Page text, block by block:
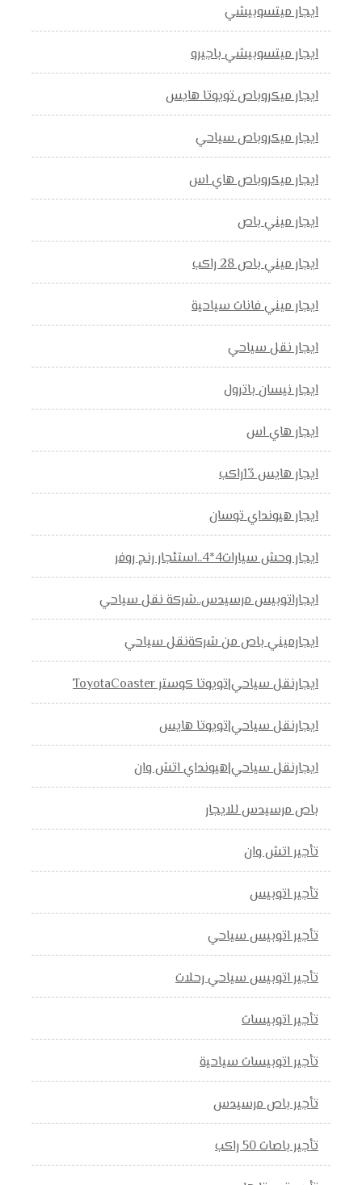
ايجار ميتسوبيشي
ايجار ميتسوبيشي باجيرو
ايجار ميكروباص تويوتا هايس
ايجار ميكروباص سياحي
ايجار ميكروباص هاي اس
ايجار ميني باص
ايجار ميني باص 28 راكب
ايجار ميني فانات سياحية
ايجار نقل سياحي
ايجار نيسان باترول
ايجار هاي اس
ايجار هايس 13راكب
ايجار هيونداي توسان
ايجار وحش سيارات4*4..استئجار رنج روفر
ايجاراتوبيس مرسيدس..شركة نقل سياحي
ايجارميني باص من شركةنقل سياحي
ايجارنقل سياحي|تويوتا كوستر ToyotaCoaster
ايجارنقل سياحي|تويوتا هايس
ايجارنقل سياحي|هيونداي اتش وان
باص مرسيدس للايجار
تأجير اتش وان
تأجير اتوبيس
تأجير اتوبيس سياحي
تأجير اتوبيس سياحي رحلات
تأجير اتوبيسات
تأجير اتوبيسات سياحية
تأجير باص مرسيدس
تأجير باصات 50 راكب